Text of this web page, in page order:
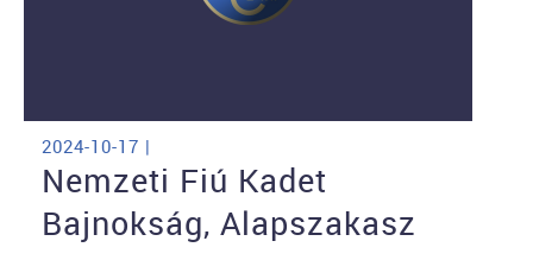
2024-10-17 |
Nemzeti Fiú Kadet
Bajnokság, Alapszakasz